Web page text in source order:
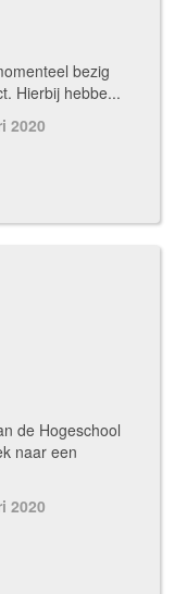
bezig
Hierbij hebbe...
2020
de Hogeschool
naar een
2020